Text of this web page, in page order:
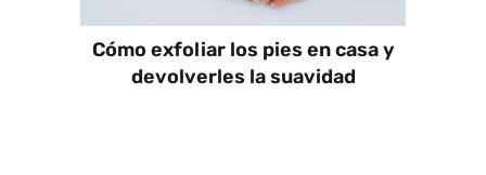
Cómo exfoliar los pies en casa y
devolverles la suavidad